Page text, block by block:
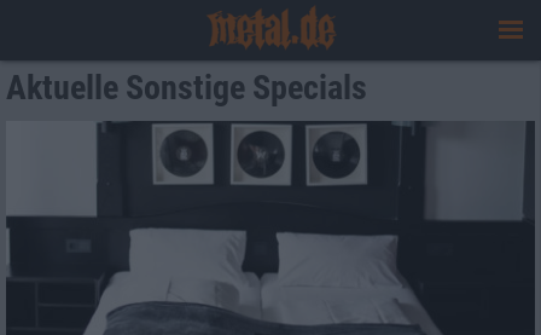
Aktuelle Sonstige Specials